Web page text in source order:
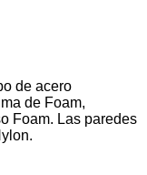
de acero
de Foam,
Foam. Las paredes